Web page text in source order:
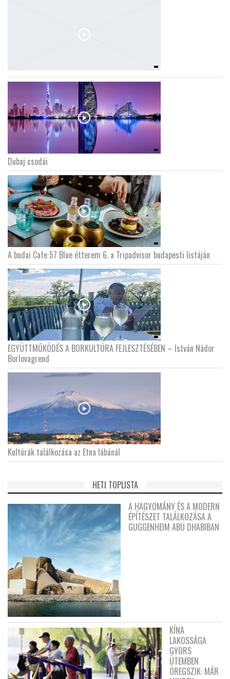
Dubaj csodái
A budai Cafe 57 Blue étterem 6. a Tripadvisor budapesti listáján
EGYÜTTMŰKÖDÉS A BORKULTÚRA FEJLESZTÉSÉBEN – István Nádor
Borlovagrend
Kultúrák találkozása az Etna lábánál
HETI TOPLISTA
A HAGYOMÁNY ÉS A MODERN
ÉPÍTÉSZET TALÁLKOZÁSA A
GUGGENHEIM ABU DHABIBAN
KÍNA
LAKOSSÁGA
GYORS
ÜTEMBEN
ÖREGSZIK: MÁR